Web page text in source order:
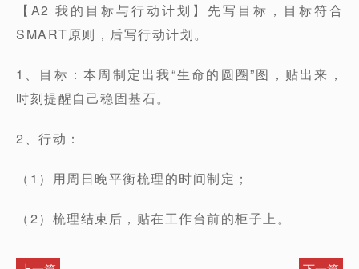
【A2 我的目标与行动计划】先写目标，目标符合
SMART原则，后写行动计划。
1、目标：本周制定出我“生命的圆圈”图，贴出来，
时刻提醒自己稳固基石。
2、行动：
（1）用周日晚平衡梳理的时间制定；
（2）梳理结束后，贴在工作台前的柜子上。